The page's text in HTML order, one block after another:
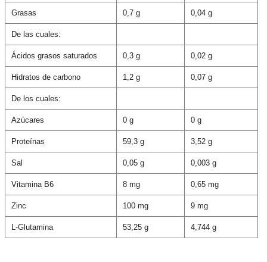
Grasas 0,7 g 0,04 g
De las cuales:
Ácidos grasos saturados 0,3 g 0,02 g
Hidratos de carbono 1,2 g 0,07 g
De los cuales:
Azúcares 0 g 0 g
Proteínas 59,3 g 3,52 g
Sal 0,05 g 0,003 g
Vitamina B6 8 mg 0,65 mg
Zinc 100 mg 9 mg
L-Glutamina 53,25 g 4,744 g